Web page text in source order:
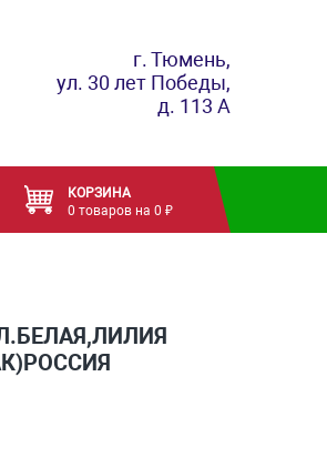
г. Тюмень,
ул. 30 лет Победы,
д. 113 А
КОРЗИНА
0 товаров на 0 ₽